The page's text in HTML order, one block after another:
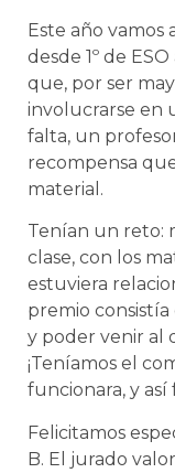
Este año vamos
desde 1º de
que, por ser
involucrarse en
falta, un
recompensa
material.
Tenían un reto:
clase, con los
estuviera
premio
y poder venir al
¡Teníamos el
funcionara, y así
Felicitamos
B. El jurado